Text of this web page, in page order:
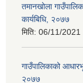
तमानखोला
कार्यबिधि, २०७७
मिति: 06/11/2021
गाउँपालिकाको
२०७७